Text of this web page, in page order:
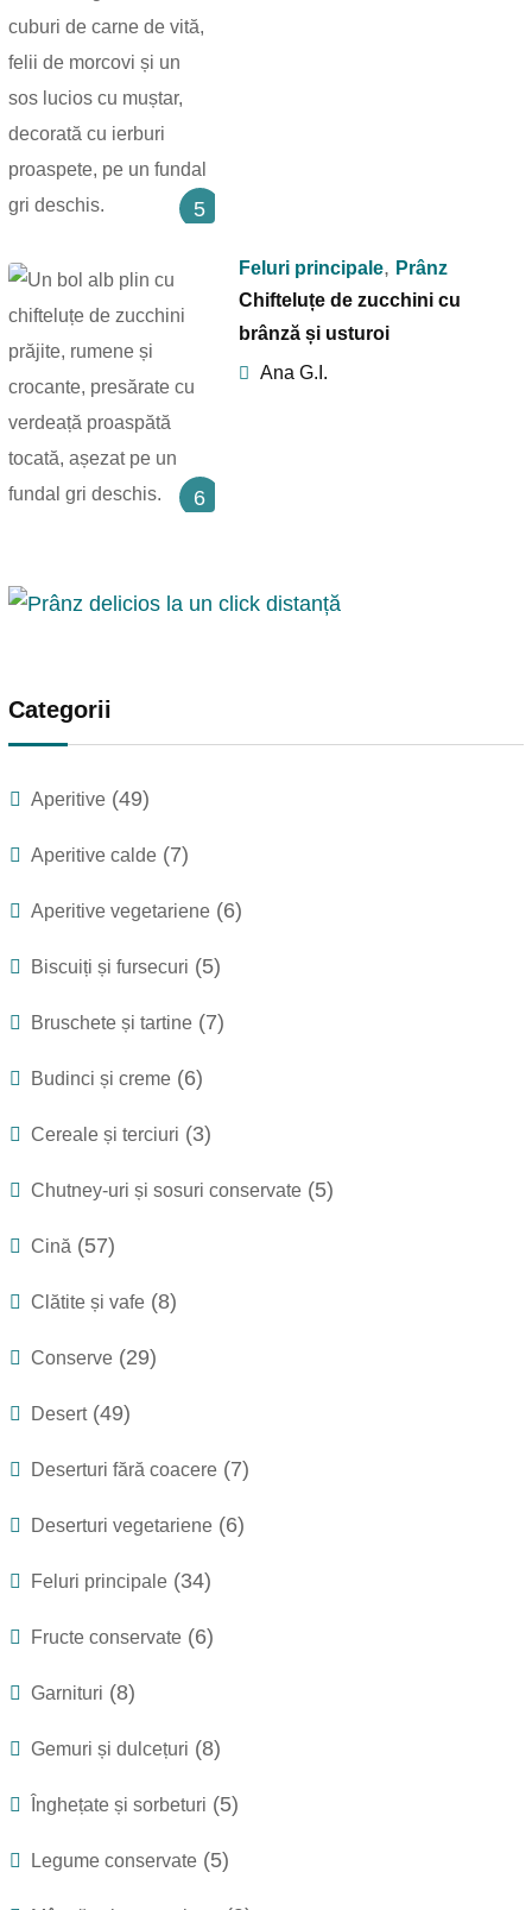
5
6
Feluri principale, Prânz
Chifteluțe de zucchini cu
brânză și usturoi
Ana G.I.
Categorii
Aperitive (49)
Aperitive calde (7)
Aperitive vegetariene (6)
Biscuiți și fursecuri (5)
Bruschete și tartine (7)
Budinci și creme (6)
Cereale și terciuri (3)
Chutney-uri și sosuri conservate (5)
Cină (57)
Clătite și vafe (8)
Conserve (29)
Desert(49)
Deserturi fără coacere (7)
Deserturi vegetariene (6)
Feluri principale (34)
Fructe conservate (6)
Garnituri (8)
Gemuri și dulcețuri (8)
Înghețate și sorbeturi (5)
Legume conservate (5)